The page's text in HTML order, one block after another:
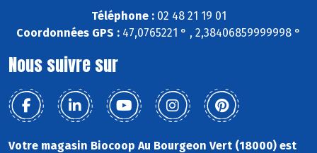
Téléphone :02 48 21 19 01
Coordonnées GPS : 47,0765221 ° , 2,38406859999998 °
Nous suivre sur
Votre magasin Biocoop Au Bourgeon Vert (18000) est